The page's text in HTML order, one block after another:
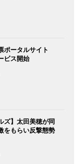
ポータルサイト
ビス開始
ズ】太田美穂が同
をもらい反撃態勢